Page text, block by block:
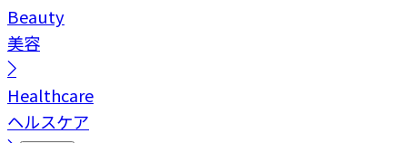
Beauty
美容
Healthcare
ヘルスケア